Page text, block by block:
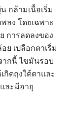
กล้ามเนื้อเริ่ม
ลง โดยเฉพาะ
การลดลงของ
เปลือกตาเริ่ม
ากนี้ ไขมันรอบ
กิดถุงใต้ตาและ
ละมีอายุ